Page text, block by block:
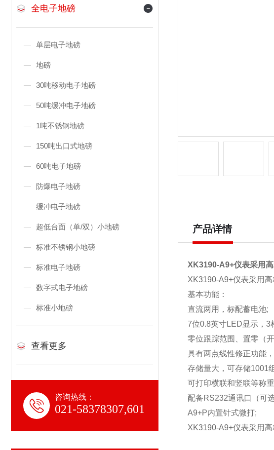
全电子地磅
单层电子地磅
地磅
30吨移动电子地磅
50吨缓冲电子地磅
1吨不锈钢地磅
150吨出口式地磅
60吨电子地磅
防爆电子地磅
缓冲电子地磅
超低台面（单/双）小地磅
标准不锈钢小地磅
标准电子地磅
数字式电子地磅
标准小地磅
查看更多
咨询热线：
021-58378307,601
产品详情
XK3190-A9+仪表采用
XK3190-A9+仪表采用
基本功能：
直流两用，标配蓄电池;
7位0.8英寸LED显示，3
零位跟踪范围、置零（
具有两点线性修正功能
存储量大，可存储1001
可打印横联和竖联等称
配备RS232通讯口（可
A9+P内置针式微打;
XK3190-A9+仪表采用